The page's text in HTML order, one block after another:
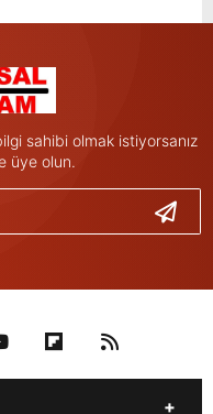
sahibi olmak istiyorsanız
üye olun.